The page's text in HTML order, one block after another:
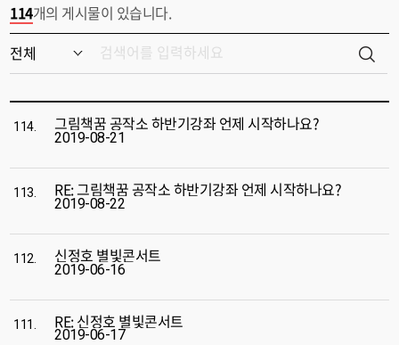
114개의 게시물이 있습니다.
114. 그림책꿈 공작소 하반기강좌 언제 시작하나요?
2019-08-21
113. RE: 그림책꿈 공작소 하반기강좌 언제 시작하나요?
2019-08-22
112. 신정호 별빛콘서트
2019-06-16
111. RE: 신정호 별빛콘서트
2019-06-17